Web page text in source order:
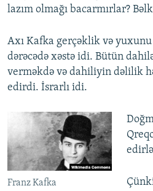
lazım olmağı bacarmırlar?
Axı Kafka gerçəklik və yuxunu
dərəcədə xəstə idi. Bütün
verməkdə və dahiliyin dəlilik
edirdi. İsrarlı idi.
Franz Kafka